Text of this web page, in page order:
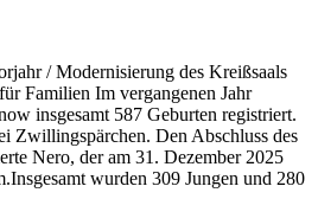
/ Modernisierung des Kreißsaals
Familien Im vergangenen Jahr
insgesamt 587 Geburten registriert.
Zwillingspärchen. Den Abschluss des
Nero, der am 31. Dezember 2025
wurden 309 Jungen und 280